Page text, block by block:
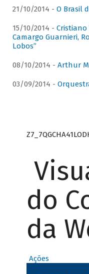
21/10/2014 - O Brasil
15/10/2014 - Cristiano
Camargo Guarnieri,
Lobos”
08/10/2014 - Arthur
03/09/2014 -
do
da
Ações